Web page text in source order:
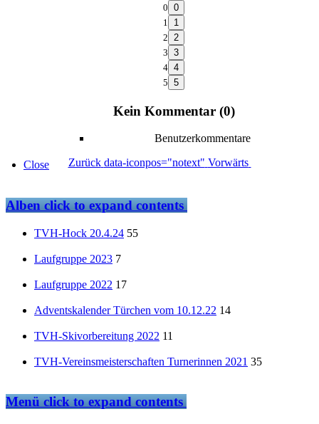
0
1
2
3
4
5
Kein Kommentar (0)
Benutzerkommentare
Zurück data-iconpos="notext" Vorwärts
Close
Albenclick to expand contents
TVH-Hock 20.4.24 55
Laufgruppe 2023 7
Laufgruppe 2022 17
Adventskalender Türchen vom 10.12.22 14
TVH-Skivorbereitung 2022 11
TVH-Vereinsmeisterschaften Turnerinnen 2021 35
Menüclick to expand contents